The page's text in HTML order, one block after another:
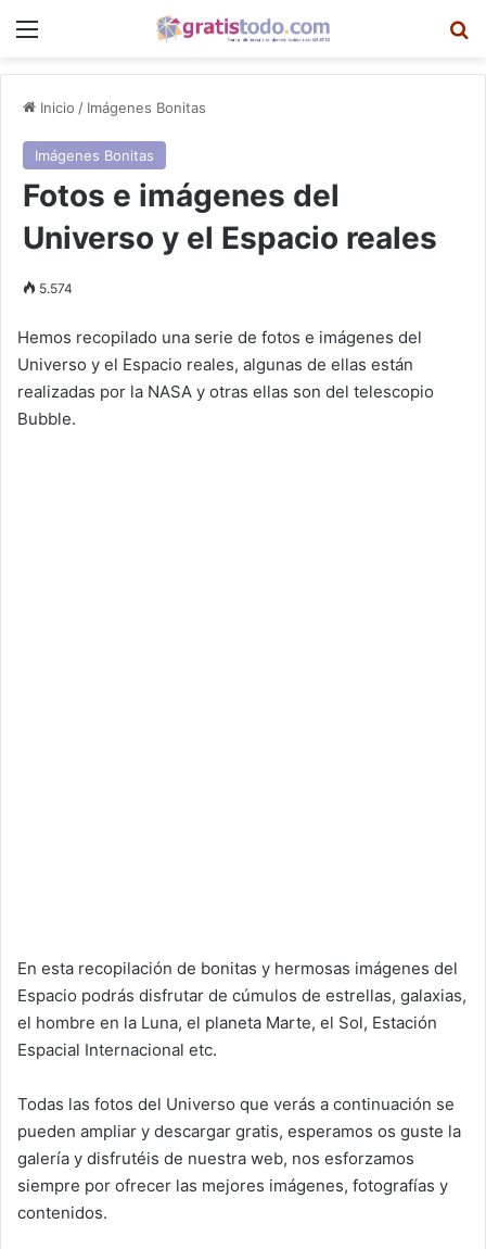
Menú
Inicio / Imágenes Bonitas
Imágenes Bonitas
Fotos e imágenes del
Universo y el Espacio reales
5.574
Hemos recopilado una serie de fotos e imágenes del
Universo y el Espacio reales, algunas de ellas están
realizadas por la NASA y otras ellas son del telescopio
Bubble.
En esta recopilación de bonitas y hermosas imágenes del
Espacio podrás disfrutar de cúmulos de estrellas, galaxias,
el hombre en la Luna, el planeta Marte, el Sol, Estación
Espacial Internacional etc.
Todas las fotos del Universo que verás a continuación se
pueden ampliar y descargar gratis, esperamos os guste la
galería y disfrutéis de nuestra web, nos esforzamos
siempre por ofrecer las mejores imágenes, fotografías y
contenidos.